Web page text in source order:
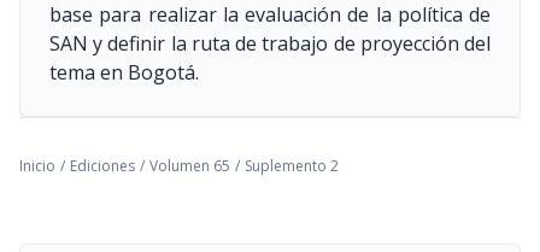
base para realizar la evaluación de la política de
SAN y definir la ruta de trabajo de proyección del
tema en Bogotá.
Inicio / Ediciones / Volumen 65 / Suplemento 2